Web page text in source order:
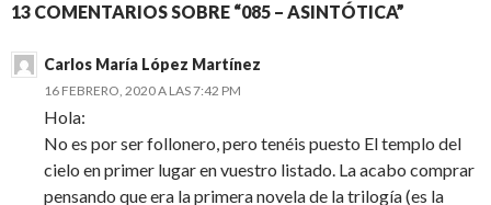
13 COMENTARIOS SOBRE “085 – ASINTÓTICA”
Carlos María López Martínez
16 FEBRERO, 2020 A LAS 7:42 PM
Hola:
No es por ser follonero, pero tenéis puesto El templo del
cielo en primer lugar en vuestro listado. La acabo comprar
pensando que era la primera novela de la trilogía (es la